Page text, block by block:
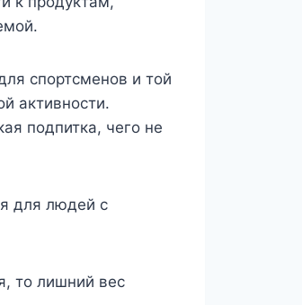
спортсменов и той
активности.
подпитка, чего не
для людей с
то лишний вес